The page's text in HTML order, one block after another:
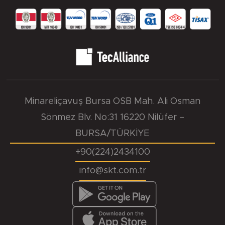
Minareliçavuş Bursa OSB Mah. Ali Osman
Sönmez Blv. No:31 16220 Nilüfer –
BURSA/TÜRKİYE
+90(224)2434100
info@skt.com.tr